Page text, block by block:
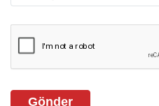
Gönder